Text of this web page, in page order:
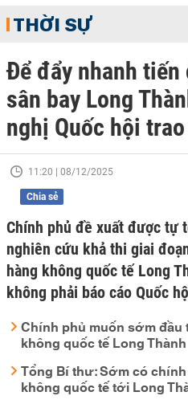
THỜI SỰ
Để đẩy nhanh
sân bay Long
nghị Quốc hội
11:20 | 08/12/2025
Chia sẻ
Chính phủ đề xuất được tự
nghiên cứu khả thi giai
hàng không quốc tế Long
không phải báo cáo Quốc
Chính phủ muốn sớm đầu
không quốc tế Long Thành
Tổng Bí thư: Sớm có
không quốc tế tới Long